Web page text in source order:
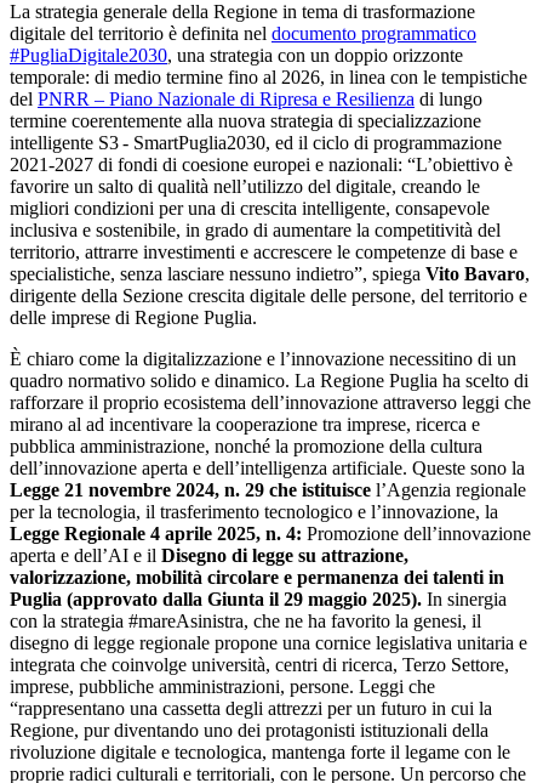
La strategia generale della Regione in tema di trasformazione
digitale del territorio è definita nel documento programmatico
#PugliaDigitale2030, una strategia con un doppio orizzonte
temporale: di medio termine fino al 2026, in linea con le tempistiche
del PNRR – Piano Nazionale di Ripresa e Resilienza di lungo
termine coerentemente alla nuova strategia di specializzazione
intelligente S3 - SmartPuglia2030, ed il ciclo di programmazione
2021-2027 di fondi di coesione europei e nazionali: “L’obiettivo è
favorire un salto di qualità nell’utilizzo del digitale, creando le
migliori condizioni per una di crescita intelligente, consapevole
inclusiva e sostenibile, in grado di aumentare la competitività del
territorio, attrarre investimenti e accrescere le competenze di base e
specialistiche, senza lasciare nessuno indietro”, spiega Vito Bavaro,
dirigente della Sezione crescita digitale delle persone, del territorio e
delle imprese di Regione Puglia.
È chiaro come la digitalizzazione e l’innovazione necessitino di un
quadro normativo solido e dinamico. La Regione Puglia ha scelto di
rafforzare il proprio ecosistema dell’innovazione attraverso leggi che
mirano al ad incentivare la cooperazione tra imprese, ricerca e
pubblica amministrazione, nonché la promozione della cultura
dell’innovazione aperta e dell’intelligenza artificiale. Queste sono la
Legge 21 novembre 2024, n. 29 che istituisce l’Agenzia regionale
per la tecnologia, il trasferimento tecnologico e l’innovazione, la
Legge Regionale 4 aprile 2025, n. 4: Promozione dell’innovazione
aperta e dell’AI e il Disegno di legge su attrazione,
valorizzazione, mobilità circolare e permanenza dei talenti in
Puglia (approvato dalla Giunta il 29 maggio 2025). In sinergia
con la strategia #mareAsinistra, che ne ha favorito la genesi, il
disegno di legge regionale propone una cornice legislativa unitaria e
integrata che coinvolge università, centri di ricerca, Terzo Settore,
imprese, pubbliche amministrazioni, persone. Leggi che
“rappresentano una cassetta degli attrezzi per un futuro in cui la
Regione, pur diventando uno dei protagonisti istituzionali della
rivoluzione digitale e tecnologica, mantenga forte il legame con le
proprie radici culturali e territoriali, con le persone. Un percorso che